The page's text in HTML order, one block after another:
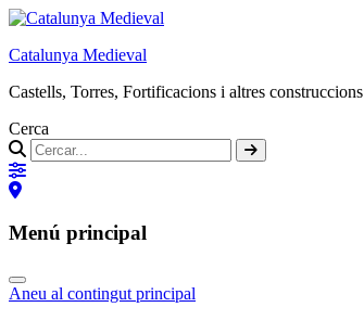
Catalunya Medieval
Castells, Torres, Fortificacions i altres construccions
Cerca
Menú principal
Aneu al contingut principal